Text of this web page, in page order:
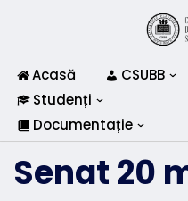
to
content
Acasă
CSUBB
Studenți
Documentație
Senat 20